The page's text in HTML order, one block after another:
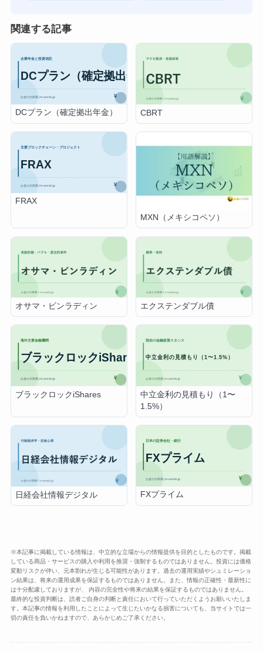
関連する記事
DCプラン（確定拠出年金） CBRT
FRAX
MXN（メキシコペソ）
オサマ・ビンラディン エクステンダブル債
ブラックロックiShares
中立金利の見積もり（1〜
1.5%）
日経会社情報デジタル FXプライム
※本記事に掲載している情報は、中立的な立場からの情報提供を目的としたものです。掲載
している商品・サービスの購入や利用を推奨・強制するものではありません。投資には価格
変動リスクが伴い、元本割れが生じる可能性があります。過去の運用実績やシュミレーショ
ン結果は、将来の運用成果を保証するものではありません。また、情報の正確性・最新性に
は十分配慮しておりますが、 内容の完全性や将来の結果を保証するものではありません。
最終的な投資判断は、読者ご自身の判断と責任において行っていただくようお願いいたしま
す。本記事の情報を利用したことによって生じたいかなる損害についても、当サイトでは一
切の責任を負いかねますので、あらかじめご了承ください。